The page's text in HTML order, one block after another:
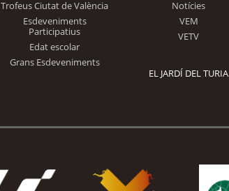
Trinidad Alfonso
Trofeus Ciutat de València
Esdeveniments
Participatius
Edat escolar
Grans Esdeveniments
Notícies
VEM
VETV
EL JARDÍ DEL TURIA